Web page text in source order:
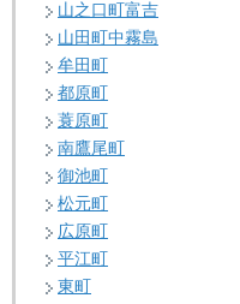
山之口町富吉
山田町中霧島
牟田町
都原町
蓑原町
南鷹尾町
御池町
松元町
広原町
平江町
東町